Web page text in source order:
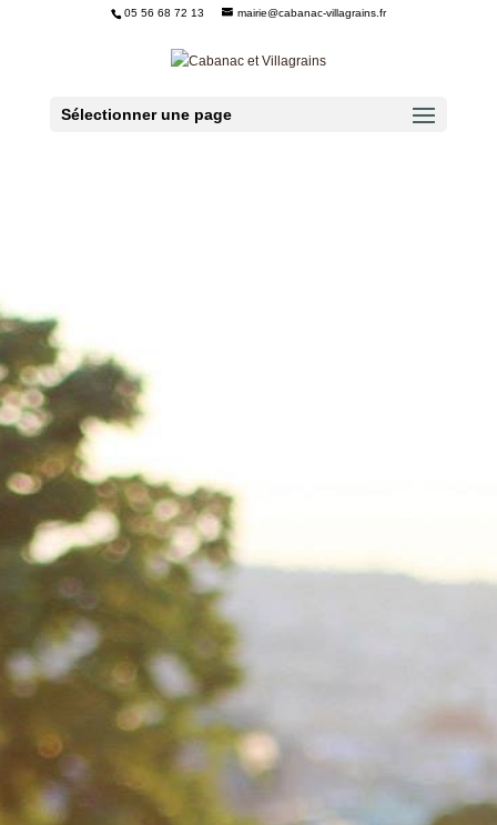
05 56 68 72 13 mairie@cabanac-villagrains.fr
Sélectionner une page